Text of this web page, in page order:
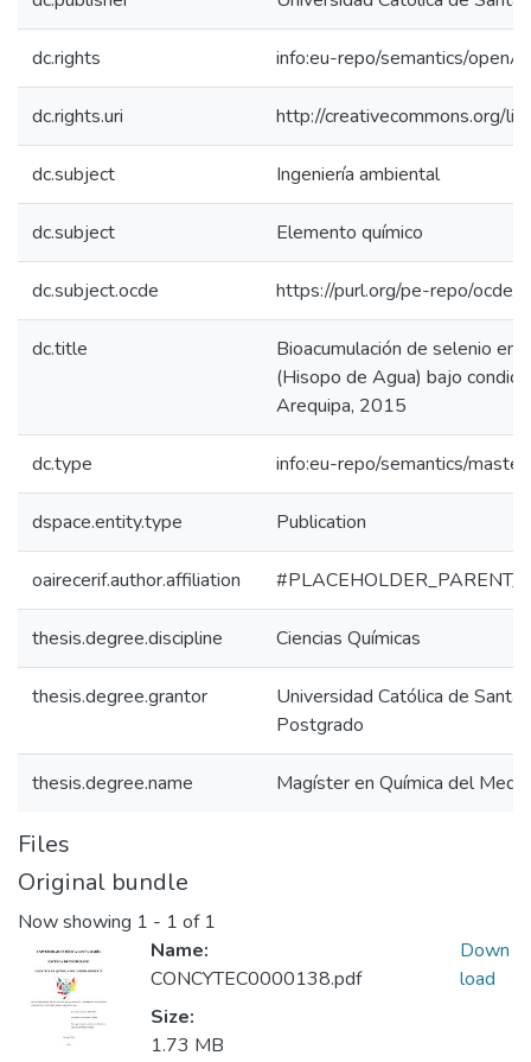
dc.rights info:eu-repo/semantics/
dc.rights.uri http://creativecommons.org/
dc.subject Ingeniería ambiental
dc.subject Elemento químico
dc.subject.ocde https://purl.org/pe-repo/ocde/
dc.title
Bioacumulación de selenio en
(Hisopo de Agua) bajo
Arequipa, 2015
dc.type info:eu-repo/semantics/
dspace.entity.type Publication
oairecerif.author.affiliation
thesis.degree.discipline Ciencias Químicas
thesis.degree.grantor
Universidad Católica de Santa
Postgrado
thesis.degree.name Magíster en Química del
Files
Original bundle
Now showing 1 - 1 of 1
Name:
CONCYTEC0000138.pdf
Size:
1.73 MB
Down
load